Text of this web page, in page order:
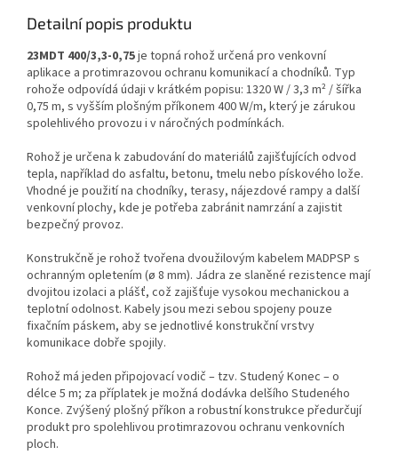
Detailní popis produktu
23MDT 400/3,3-0,75je topná rohož určená pro venkovní
aplikace a protimrazovou ochranu komunikací a chodníků. Typ
rohože odpovídá údaji v krátkém popisu: 1320 W / 3,3 m² / šířka
0,75 m, s vyšším plošným příkonem 400 W/m, který je zárukou
spolehlivého provozu i v náročných podmínkách.
Rohož je určena k zabudování do materiálů zajišťujících odvod
tepla, například do asfaltu, betonu, tmelu nebo pískového lože.
Vhodné je použití na chodníky, terasy, nájezdové rampy a další
venkovní plochy, kde je potřeba zabránit namrzání a zajistit
bezpečný provoz.
Konstrukčně je rohož tvořena dvoužilovým kabelem MADPSP s
ochranným opletením (ø 8 mm). Jádra ze slaněné rezistence mají
dvojitou izolaci a plášť, což zajišťuje vysokou mechanickou a
teplotní odolnost. Kabely jsou mezi sebou spojeny pouze
fixačním páskem, aby se jednotlivé konstrukční vrstvy
komunikace dobře spojily.
Rohož má jeden připojovací vodič – tzv. Studený Konec – o
délce 5 m; za příplatek je možná dodávka delšího Studeného
Konce. Zvýšený plošný příkon a robustní konstrukce předurčují
produkt pro spolehlivou protimrazovou ochranu venkovních
ploch.